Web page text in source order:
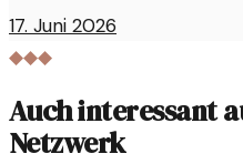
17. Juni 2026
◆◆◆
Auch interessant
Netzwerk